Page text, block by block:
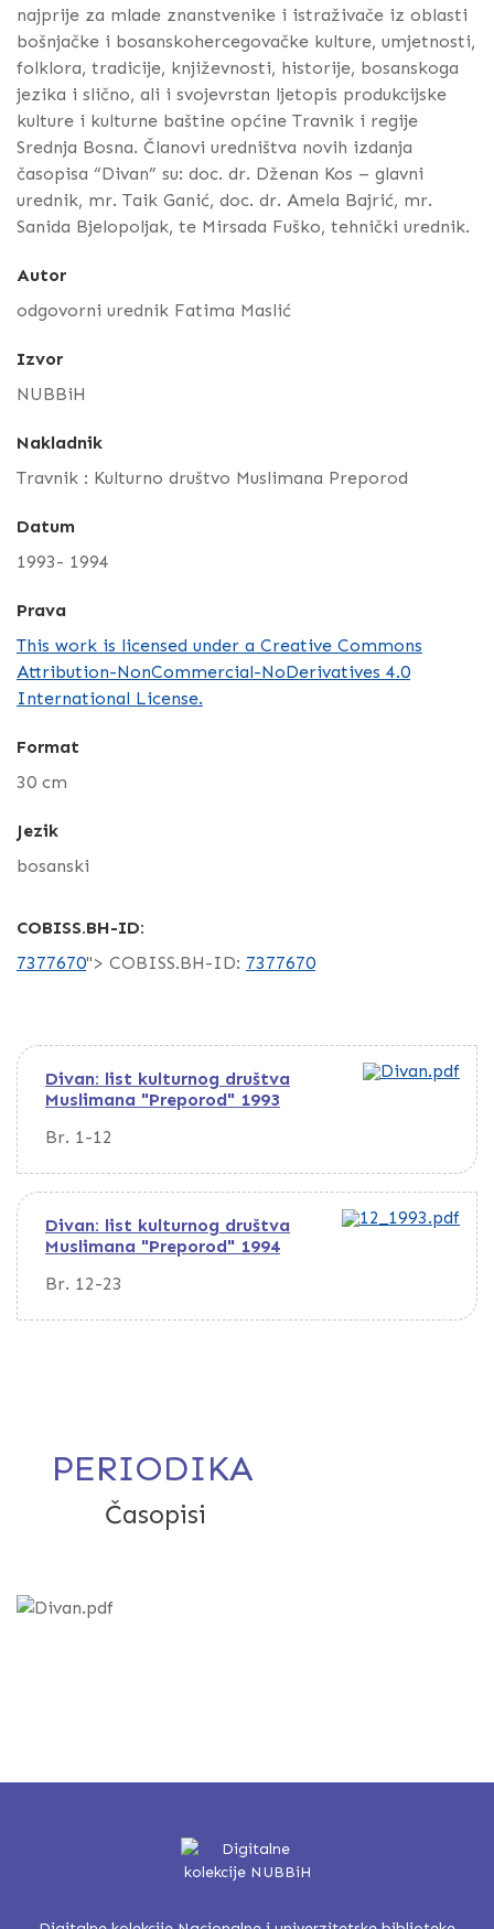
najprije za mlade znanstvenike i istraživače iz oblasti
bošnjačke i bosanskohercegovačke kulture, umjetnosti,
folklora, tradicije, književnosti, historije, bosanskoga
jezika i slično, ali i svojevrstan ljetopis produkcijske
kulture i kulturne baštine općine Travnik i regije
Srednja Bosna. Članovi uredništva novih izdanja
časopisa “Divan” su: doc. dr. Dženan Kos – glavni
urednik, mr. Taik Ganić, doc. dr. Amela Bajrić, mr.
Sanida Bjelopoljak, te Mirsada Fuško, tehnički urednik.
Autor
odgovorni urednik Fatima Maslić
Izvor
NUBBiH
Nakladnik
Travnik : Kulturno društvo Muslimana Preporod
Datum
1993- 1994
Prava
This work is licensed under a Creative Commons
Attribution-NonCommercial-NoDerivatives 4.0
International License.
Format
30 cm
Jezik
bosanski
COBISS.BH-ID:
7377670"> COBISS.BH-ID: 7377670
Divan: list kulturnog društva
Muslimana "Preporod" 1993
Br. 1-12
Divan: list kulturnog društva
Muslimana "Preporod" 1994
Br. 12-23
PERIODIKA
Časopisi